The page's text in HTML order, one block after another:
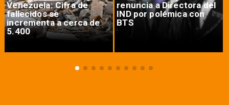
Venezuela: Cifra de
fallecidos se
incrementa a cerca de
5.400
renuncia a Directora del
IND por polémica con
BTS